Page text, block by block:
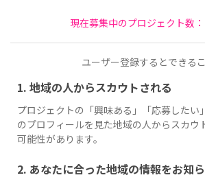
現在募集中のプロジェクト数：
ユーザー登録するとできる
1. 地域の人からスカウトされる
プロジェクトの「興味ある」「応募したい
のプロフィールを見た地域の人からスカウ
可能性があります。
2. あなたに合った地域の情報をお知